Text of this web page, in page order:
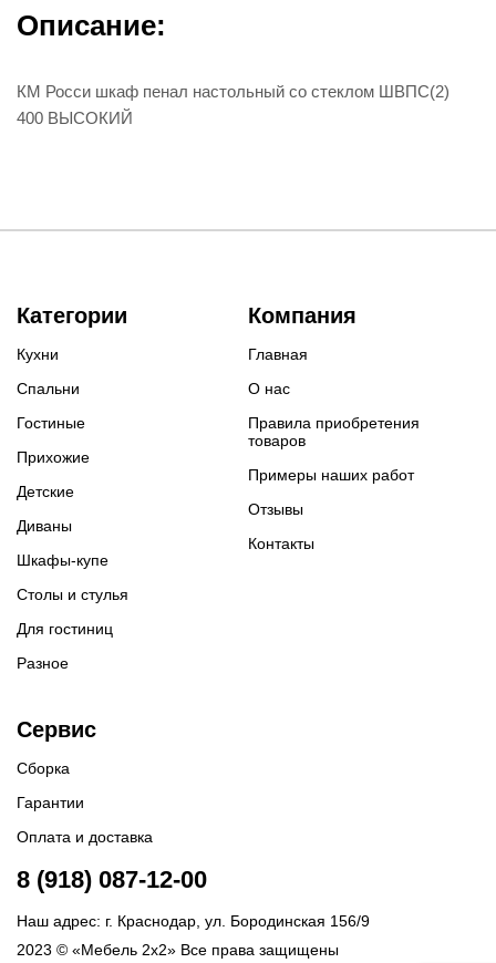
Описание:
КМ Росси шкаф пенал настольный со стеклом ШВПС(2)
400 ВЫСОКИЙ
Категории
Кухни
Спальни
Гостиные
Прихожие
Детские
Диваны
Шкафы-купе
Столы и стулья
Для гостиниц
Разное
Компания
Главная
О нас
Правила приобретения
товаров
Примеры наших работ
Отзывы
Контакты
Сервис
Сборка
Гарантии
Оплата и доставка
8 (918) 087-12-00
Наш адрес: г. Краснодар, ул. Бородинская 156/9
2023 © «Мебель 2x2» Все права защищены